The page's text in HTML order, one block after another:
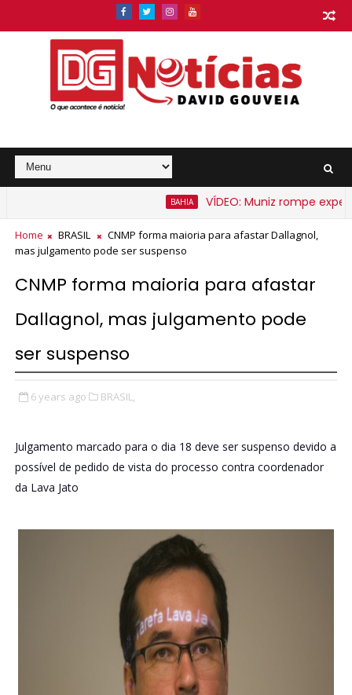
BAHIA
VÍDEO: Muniz rompe
barato na Bahia a partir de segunda-feira
Home BRASIL
CNMP forma maioria para afastar Dallagnol,
mas julgamento pode ser suspenso
CNMP forma maioria para afastar
Dallagnol, mas julgamento pode
ser suspenso
6 years ago BRASIL,
Julgamento marcado para o dia 18 deve ser suspenso devido a
possível de pedido de vista do processo contra coordenador
da Lava Jato